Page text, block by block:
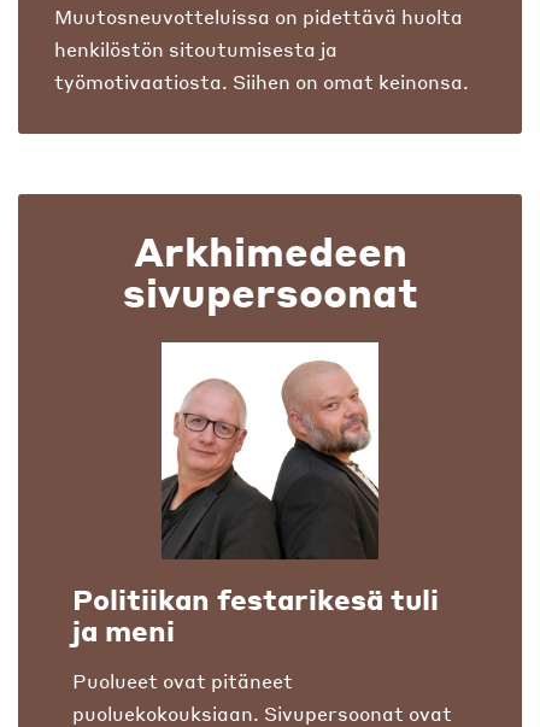
Muutosneuvotteluissa on pidettävä huolta
henkilöstön sitoutumisesta ja
työmotivaatiosta. Siihen on omat keinonsa.
Arkhimedeen
sivupersoonat
Politiikan festarikesä tuli
ja meni
Puolueet ovat pitäneet
puoluekokouksiaan. Sivupersoonat ovat